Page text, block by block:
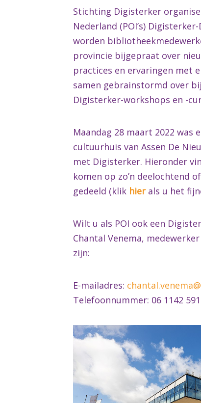
Stichting Digisterker
Nederland (POI’s)
worden
provincie bijgepraat over
practices en ervaringen met
samen gebrainstormd over
Digisterker-workshops en -
Maandag 28 maart 2022
cultuurhuis van Assen De
met Digisterker. Hieronder
komen op zo’n deelochtend
gedeeld (klik hierals u het
Wilt u als POI ook een
Chantal Venema,
zijn:
E-mailadres:
Telefoonnummer: 06 1142